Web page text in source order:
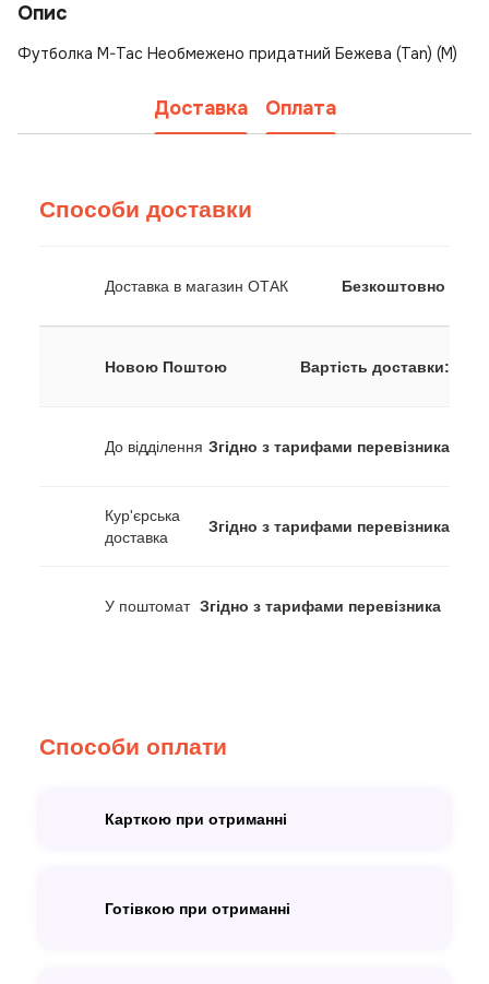
Опис
Футболка M-Tac Необмежено придатний Бежева (Tan) (M)
Доставка Оплата
Способи доставки
Доставка в магазин ОТАК Безкоштовно
Новою Поштою Вартість доставки:
До відділення Згідно з тарифами перевізника
Кур'єрська
доставка
Згідно з тарифами перевізника
У поштомат Згідно з тарифами перевізника
Способи оплати
Карткою при отриманні
Готівкою при отриманні